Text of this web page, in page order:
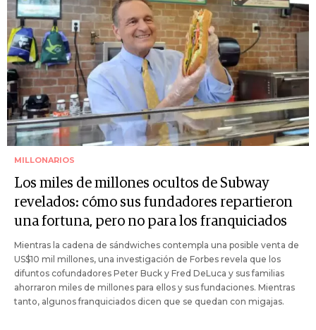
MILLONARIOS
Los miles de millones ocultos de Subway
revelados: cómo sus fundadores repartieron
una fortuna, pero no para los franquiciados
Mientras la cadena de sándwiches contempla una posible venta de
US$10 mil millones, una investigación de Forbes revela que los
difuntos cofundadores Peter Buck y Fred DeLuca y sus familias
ahorraron miles de millones para ellos y sus fundaciones. Mientras
tanto, algunos franquiciados dicen que se quedan con migajas.